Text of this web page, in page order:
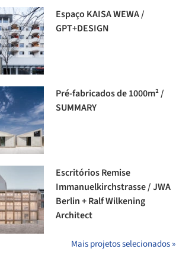
Espaço KAISA WEWA /
GPT+DESIGN
Pré-fabricados de 1000m² /
SUMMARY
Escritórios Remise
Immanuelkirchstrasse / JWA
Berlin + Ralf Wilkening
Architect
Mais projetos selecionados »